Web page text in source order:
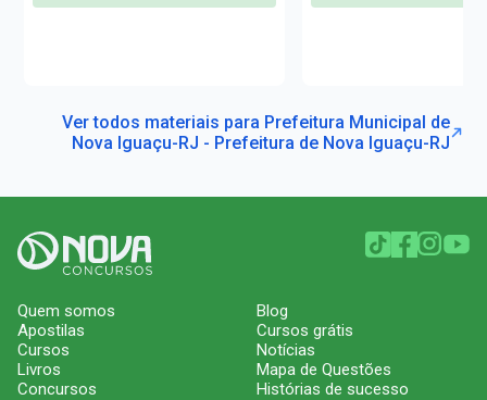
Ver todos materiais para Prefeitura Municipal de
Nova Iguaçu-RJ - Prefeitura de Nova Iguaçu-RJ
Quem somos
Apostilas
Cursos
Livros
Concursos
Blog
Cursos grátis
Notícias
Mapa de Questões
Histórias de sucesso